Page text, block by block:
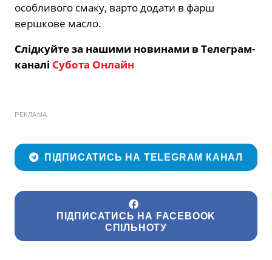
особливого смаку, варто додати в фарш
вершкове масло.
Слідкуйте за нашими новинами в Телеграм-
каналі Субота Онлайн
РЕКЛАМА
ПІДПИСАТИСЬ НА TELEGRAM КАНАЛ
ПІДПИСАТИСЬ НА FACEBOOK
СПІЛЬНОТУ